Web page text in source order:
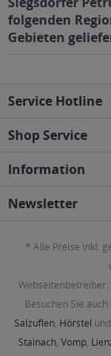
folgenden
Gebieten
Service Hotline
Shop Service
Information
Newsletter
* Alle Preise inkl.
Webseitenbetreiber:
Besuchen Sie
Salzuflen, Hörstel und
Stainach, Vomp,